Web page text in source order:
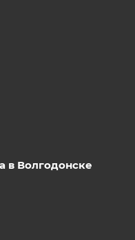
в Волгодонске